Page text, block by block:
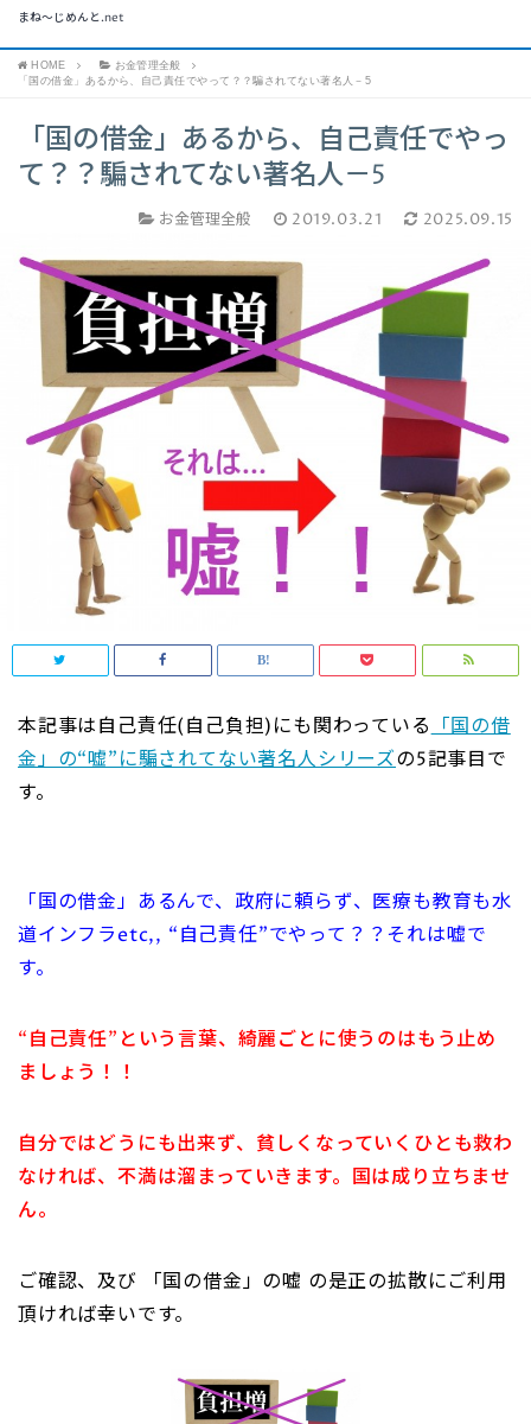
まね～じめんと.net
HOME
お金管理全般
「国の借金」あるから、自己責任でやって？？騙されてない著名人－5
「国の借金」あるから、自己責任でやっ
て？？騙されてない著名人－5
お金管理全般 2019.03.21 2025.09.15
本記事は自己責任(自己負担)にも関わっている 「国の借
金」の“嘘”に騙されてない著名人シリーズの5記事目で
す。
「国の借金」あるんで、政府に頼らず、医療も教育も水
道インフラetc,, “自己責任”でやって？？それは嘘で
す。
“自己責任”という言葉、綺麗ごとに使うのはもう止め
ましょう！！
自分ではどうにも出来ず、貧しくなっていくひとも救わ
なければ、不満は溜まっていきます。国は成り立ちませ
ん。
ご確認、及び 「国の借金」の嘘 の是正の拡散にご利用
頂ければ幸いです。